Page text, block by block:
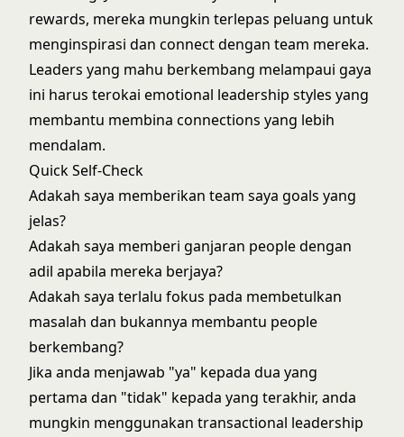
rewards, mereka mungkin terlepas peluang untuk
menginspirasi dan connect dengan team mereka.
Leaders yang mahu berkembang melampaui gaya
ini harus terokai emotional leadership styles yang
membantu membina connections yang lebih
mendalam.
Quick Self-Check
Adakah saya memberikan team saya goals yang
jelas?
Adakah saya memberi ganjaran people dengan
adil apabila mereka berjaya?
Adakah saya terlalu fokus pada membetulkan
masalah dan bukannya membantu people
berkembang?
Jika anda menjawab "ya" kepada dua yang
pertama dan "tidak" kepada yang terakhir, anda
mungkin menggunakan transactional leadership